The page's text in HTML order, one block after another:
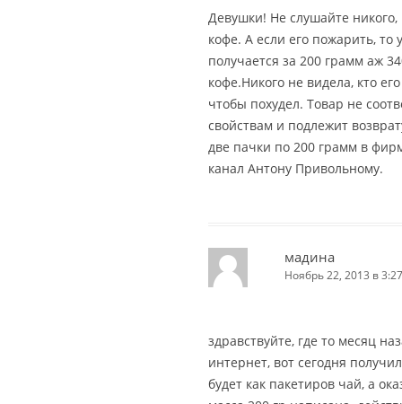
Девушки! Не слушайте
кофе. А если его пожарить, то
получается за 200 грамм аж
кофе.Никого не видела, кто
чтобы похудел. Товар не
свойствам и подлежит
две пачки по 200 грамм в
канал Антону Привольному.
мадина
Ноябрь 22, 2013 в
здравствуйте, где то месяц
интернет, вот сегодня
будет как пакетиров чай, а